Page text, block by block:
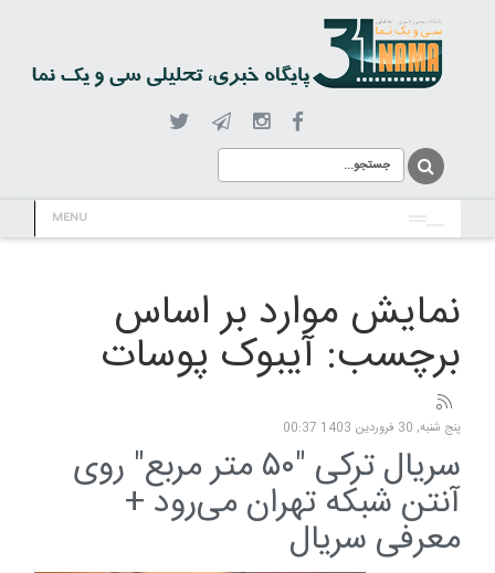
MENU
نمایش موارد بر اساس
برچسب: آیبوک پوسات
پنج شنبه, 30 فروردين 1403 00:37
سریال ترکی "۵۰ متر مربع" روی
آنتن شبکه تهران می‌رود +
معرفی سریال